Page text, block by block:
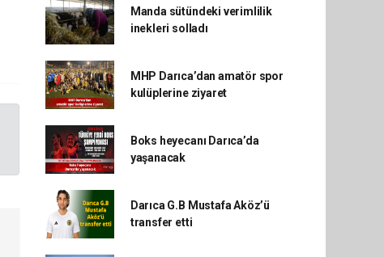
Manda sütündeki verimlilik
inekleri solladı
MHP Darıca’dan amatör spor
kulüplerine ziyaret
Boks heyecanı Darıca’da
yaşanacak
Darıca G.B Mustafa Aköz’ü
transfer etti